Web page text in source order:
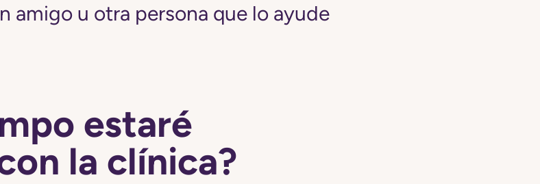
amigo u otra persona que lo ayude
estaré
la clínica?